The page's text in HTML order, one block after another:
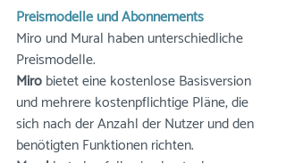
Preismodelle und Abonnements
Miro und Mural haben unterschiedliche
Preismodelle.
Miro bietet eine kostenlose Basisversion
und mehrere kostenpflichtige Pläne, die
sich nach der Anzahl der Nutzer und den
benötigten Funktionen richten.